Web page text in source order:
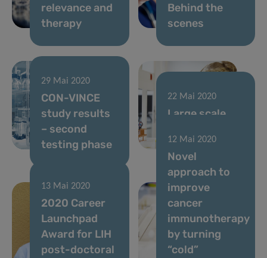
relevance and
therapy
Behind the
scenes
29 Mai 2020
CON-VINCE
study results
– second
testing phase
22 Mai 2020
Large scale
testing
13 Mai 2020
2020 Career
Launchpad
Award for LIH
post-doctoral
12 Mai 2020
Novel
approach to
improve
cancer
immunotherapy
by turning
“cold”